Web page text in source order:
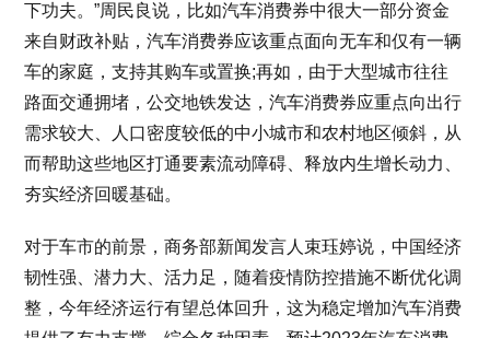
下功夫。”周民良说，比如汽车消费券中很大一部分资金
来自财政补贴，汽车消费券应该重点面向无车和仅有一辆
车的家庭，支持其购车或置换;再如，由于大型城市往往
路面交通拥堵，公交地铁发达，汽车消费券应重点向出行
需求较大、人口密度较低的中小城市和农村地区倾斜，从
而帮助这些地区打通要素流动障碍、释放内生增长动力、
夯实经济回暖基础。
对于车市的前景，商务部新闻发言人束珏婷说，中国经济
韧性强、潜力大、活力足，随着疫情防控措施不断优化调
整，今年经济运行有望总体回升，这为稳定增加汽车消费